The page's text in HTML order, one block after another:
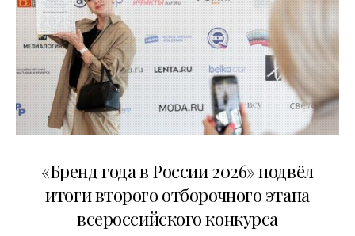
«Бренд года в России 2026» подвёл
итоги второго отборочного этапа
всероссийского конкурса